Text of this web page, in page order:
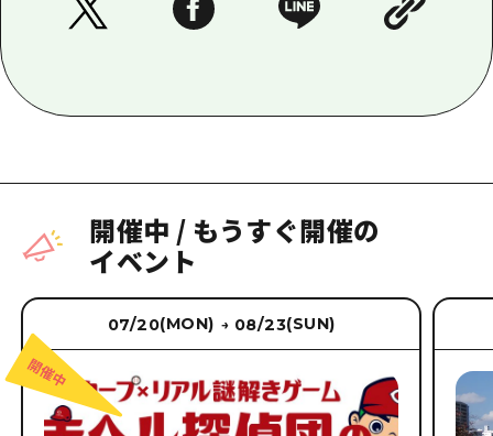
開催中 / もうすぐ開催の
イベント
07/20(MON) → 08/23(SUN)